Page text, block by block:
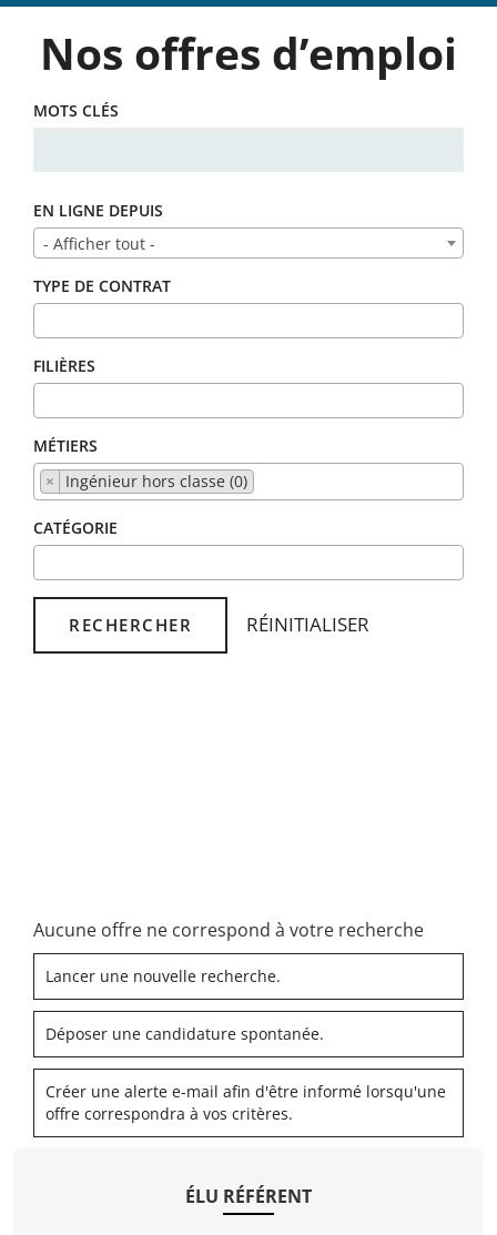
Nos offres d’emploi
MOTS CLÉS
EN LIGNE DEPUIS
- Afficher tout -
TYPE DE CONTRAT
FILIÈRES
MÉTIERS
×
Ingénieur hors classe (0)
CATÉGORIE
RECHERCHER RÉINITIALISER
Aucune offre ne correspond à votre recherche
Lancer une nouvelle recherche.
Déposer une candidature spontanée.
Créer une alerte e-mail afin d'être informé lorsqu'une
offre correspondra à vos critères.
ÉLU RÉFÉRENT